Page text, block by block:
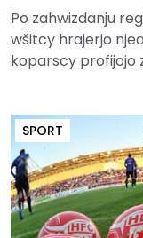
Po zahwizdanju
wšitcy hrajerjo
koparscy profijojo
SPORT